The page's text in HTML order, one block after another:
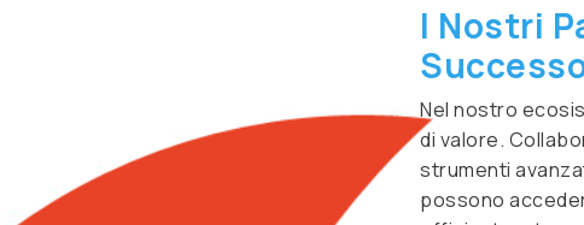
I Nostri
Nel nostro
di valore.
strumenti
possono